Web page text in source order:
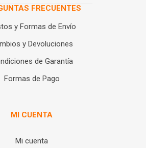
FRECUENTES
y Formas de Envío
y Devoluciones
de Garantía
Formas de Pago
MI CUENTA
Mi cuenta